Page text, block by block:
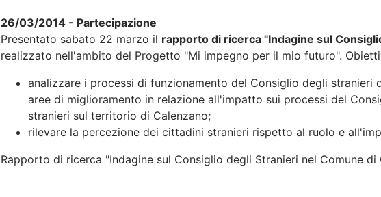
26/03/2014 - Partecipazione
Presentato sabato 22 marzo il rapporto di ricerca "Indagine sul
realizzato nell'ambito del Progetto "Mi impegno per il mio futuro".
analizzare i processi di funzionamento del Consiglio degli stranieri
aree di miglioramento in relazione all'impatto sui processi del
stranieri sul territorio di Calenzano;
rilevare la percezione dei cittadini stranieri rispetto al ruolo e
Rapporto di ricerca "Indagine sul Consiglio degli Stranieri nel Comune di